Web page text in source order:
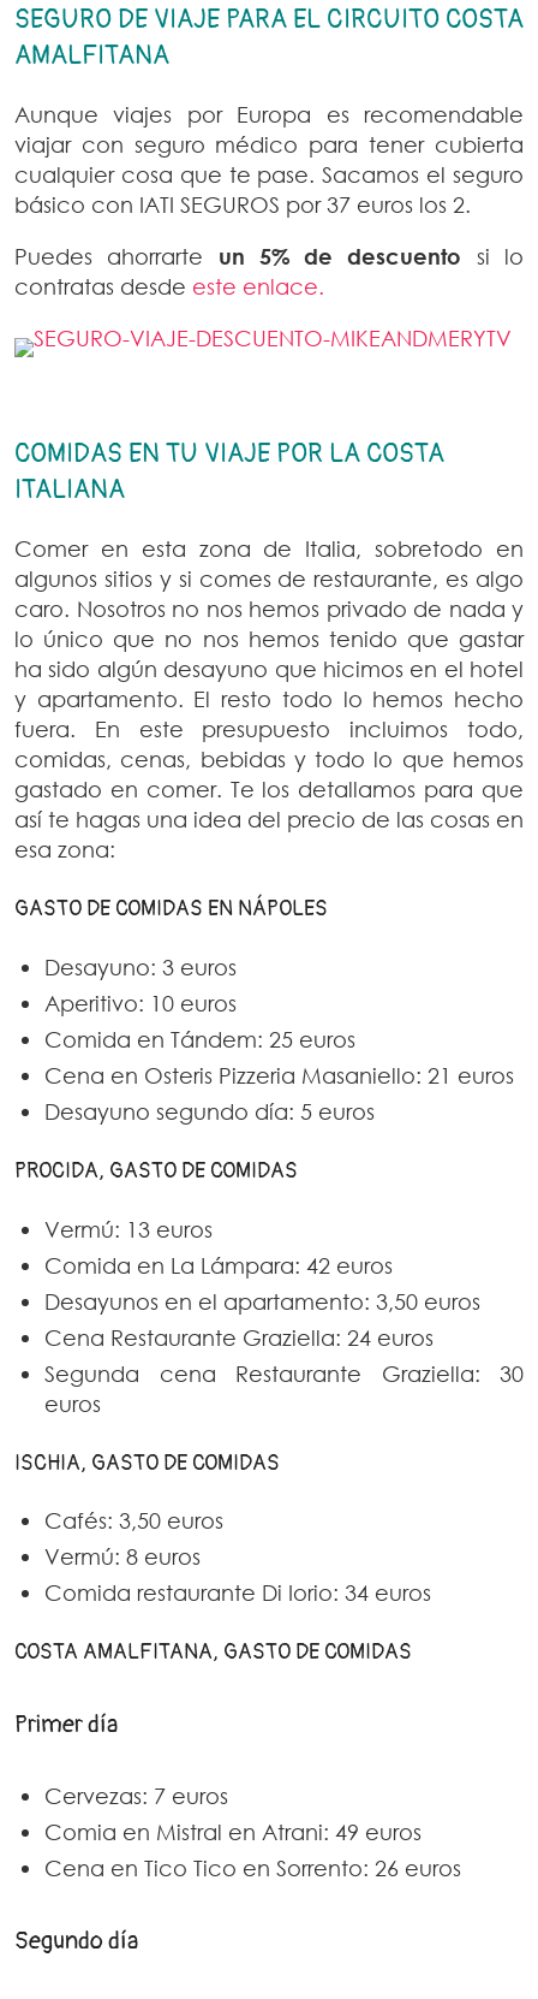
SEGURO DE VIAJE PARA EL CIRCUITO COSTA
AMALFITANA
Aunque viajes por Europa es recomendable
viajar con seguro médico para tener cubierta
cualquier cosa que te pase. Sacamos el seguro
básico con IATI SEGUROS por 37 euros los 2.
Puedes ahorrarte un 5% de descuento si lo
contratas desde este enlace.
COMIDAS EN TU VIAJE POR LA COSTA
ITALIANA
Comer en esta zona de Italia, sobretodo en
algunos sitios y si comes de restaurante, es algo
caro. Nosotros no nos hemos privado de nada y
lo único que no nos hemos tenido que gastar
ha sido algún desayuno que hicimos en el hotel
y apartamento. El resto todo lo hemos hecho
fuera. En este presupuesto incluimos todo,
comidas, cenas, bebidas y todo lo que hemos
gastado en comer. Te los detallamos para que
así te hagas una idea del precio de las cosas en
esa zona:
GASTO DE COMIDAS EN NÁPOLES
Desayuno: 3 euros
Aperitivo: 10 euros
Comida en Tándem: 25 euros
Cena en Osteris Pizzeria Masaniello: 21 euros
Desayuno segundo día: 5 euros
PROCIDA, GASTO DE COMIDAS
Vermú: 13 euros
Comida en La Lámpara: 42 euros
Desayunos en el apartamento: 3,50 euros
Cena Restaurante Graziella: 24 euros
Segunda cena Restaurante Graziella: 30
euros
ISCHIA, GASTO DE COMIDAS
Cafés: 3,50 euros
Vermú: 8 euros
Comida restaurante Di Iorio: 34 euros
COSTA AMALFITANA, GASTO DE COMIDAS
Primer día
Cervezas: 7 euros
Comia en Mistral en Atrani: 49 euros
Cena en Tico Tico en Sorrento: 26 euros
Segundo día